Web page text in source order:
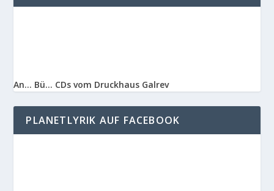
An… Bü… CDs vom Druckhaus Galrev
PLANETLYRIK AUF FACEBOOK